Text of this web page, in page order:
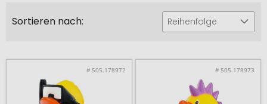
Sortieren nach: Reihenfolge
# 505.178972 # 505.178973